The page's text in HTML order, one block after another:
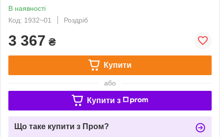
В наявності
Код: 1932~01
Роздріб
3 367 ₴
Купити
або
Купити з
Що таке купити з Пром?